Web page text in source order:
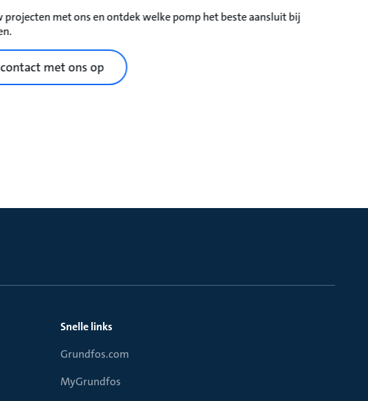
projecten met ons en ontdek welke pomp het beste aansluit bij
met ons op
Snelle links
Grundfos.com
MyGrundfos